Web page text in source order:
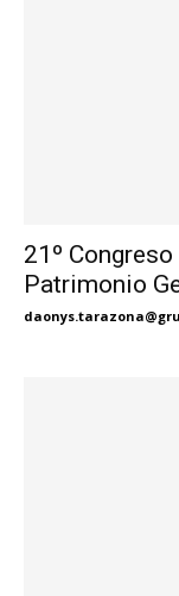
21º
Patrimonio